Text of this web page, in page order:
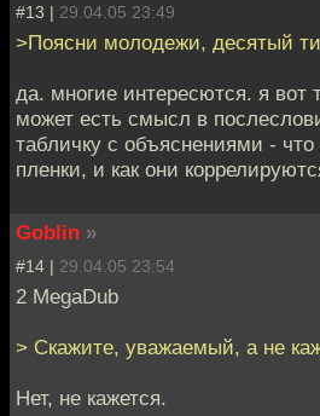
#13 | 29.04.05 23:49
>Поясни молодежи, десятый
да. многие интересются. я вот
может есть смысл в
табличку с объяснениями - что
пленки, и как они
Goblin »
#14 | 29.04.05 23:54
2 MegaDub
> Скажите, уважаемый, а не
Нет, не кажется.